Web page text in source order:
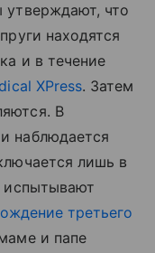
утверждают, что
находятся
и в течение
XPress. Затем
В
наблюдается
лишь в
испытывают
третьего
и папе